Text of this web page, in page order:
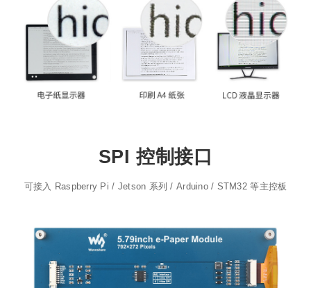
SPI 控制接口
可接入 Raspberry Pi / Jetson 系列 / Arduino / STM32 等主控板